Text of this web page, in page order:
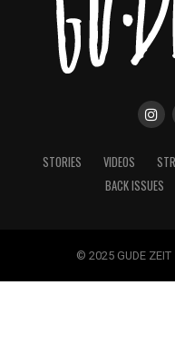
STORIES VIDEOS
BACK ISSUES
© 2025 GUDE ZEIT